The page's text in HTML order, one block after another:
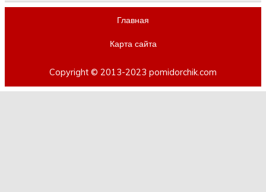
Главная
Карта сайта
Copyright © 2013-2023 pomidorchik.com